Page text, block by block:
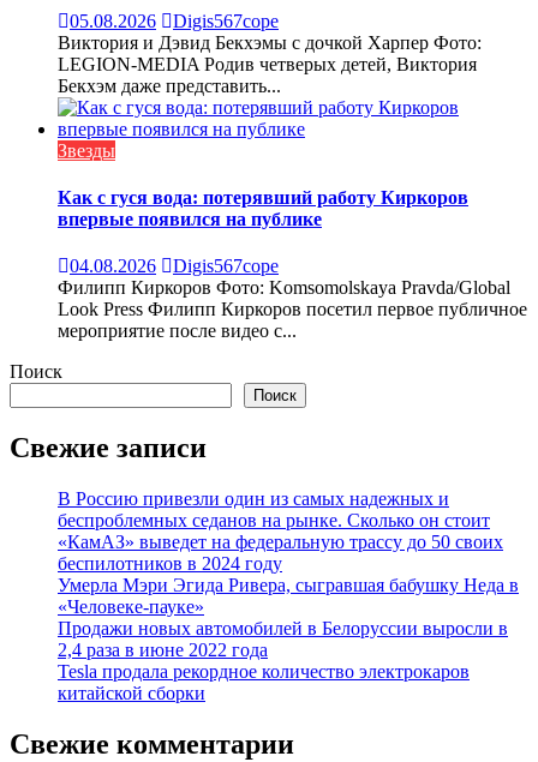
05.08.2026
Digis567cope
Виктория и Дэвид Бекхэмы с дочкой Харпер Фото:
LEGION-MEDIA Родив четверых детей, Виктория
Бекхэм даже представить...
Звезды
Как с гуся вода: потерявший работу Киркоров
впервые появился на публике
04.08.2026
Digis567cope
Филипп Киркоров Фото: Komsomolskaya Pravda/Global
Look Press Филипп Киркоров посетил первое публичное
мероприятие после видео с...
Поиск
Поиск
Свежие записи
В Россию привезли один из самых надежных и
беспроблемных седанов на рынке. Сколько он стоит
«КамАЗ» выведет на федеральную трассу до 50 своих
беспилотников в 2024 году
Умерла Мэри Эгида Ривера, сыгравшая бабушку Неда в
«Человеке-пауке»
Продажи новых автомобилей в Белоруссии выросли в
2,4 раза в июне 2022 года
Tesla продала рекордное количество электрокаров
китайской сборки
Свежие комментарии